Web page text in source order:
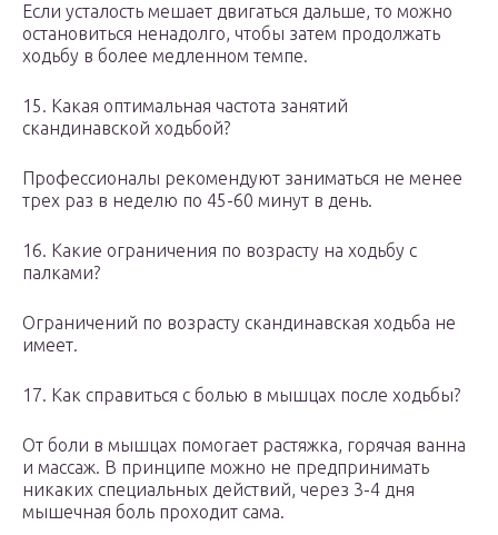
Если усталость мешает двигаться дальше, то можно
остановиться ненадолго, чтобы затем продолжать
ходьбу в более медленном темпе.
15. Какая оптимальная частота занятий
скандинавской ходьбой?
Профессионалы рекомендуют заниматься не менее
трех раз в неделю по 45-60 минут в день.
16. Какие ограничения по возрасту на ходьбу с
палками?
Ограничений по возрасту скандинавская ходьба не
имеет.
17. Как справиться с болью в мышцах после ходьбы?
От боли в мышцах помогает растяжка, горячая ванна
и массаж. В принципе можно не предпринимать
никаких специальных действий, через 3-4 дня
мышечная боль проходит сама.